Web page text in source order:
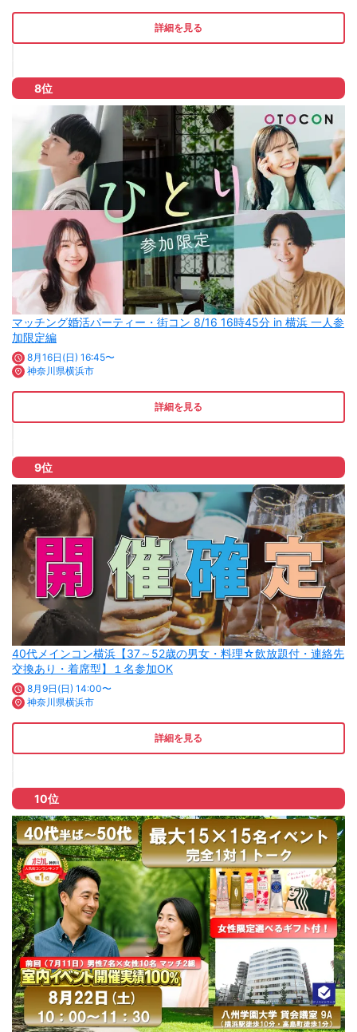
詳細を見る
8位
マッチング婚活パーティー・街コン 8/16 16時45分 in 横浜 一人参
加限定編
8月16日(日) 16:45〜
神奈川県横浜市
詳細を見る
9位
40代メインコン横浜【37～52歳の男女・料理☆飲放題付・連絡先
交換あり・着席型】１名参加OK
8月9日(日) 14:00〜
神奈川県横浜市
詳細を見る
10位